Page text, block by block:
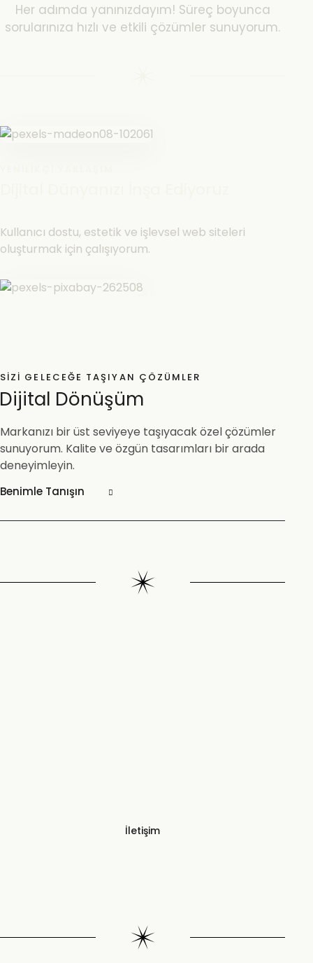
Her adımda yanınızdayım! Süreç boyunca
sorularınıza hızlı ve etkili çözümler sunuyorum.
Kullanıcı dostu, estetik ve işlevsel web siteleri
oluşturmak için çalışıyorum.
SIZI GELECEĞE TAŞIYAN ÇÖZÜMLER
Dijital Dönüşüm
Markanızı bir üst seviyeye taşıyacak özel çözümler
sunuyorum. Kalite ve özgün tasarımları bir arada
deneyimleyin.
Benimle Tanışın
İletişim